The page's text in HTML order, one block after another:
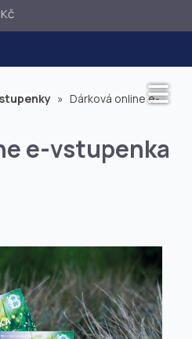
» Dárková online e-
e-vstupenka